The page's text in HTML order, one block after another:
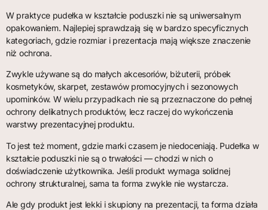
W praktyce pudełka w kształcie poduszki nie są uniwersalnym
opakowaniem. Najlepiej sprawdzają się w bardzo specyficznych
kategoriach, gdzie rozmiar i prezentacja mają większe znaczenie
niż ochrona.
Zwykle używane są do małych akcesoriów, biżuterii, próbek
kosmetyków, skarpet, zestawów promocyjnych i sezonowych
upominków. W wielu przypadkach nie są przeznaczone do pełnej
ochrony delikatnych produktów, lecz raczej do wykończenia
warstwy prezentacyjnej produktu.
To jest też moment, gdzie marki czasem je niedoceniają. Pudełka w
kształcie poduszki nie są o trwałości — chodzi w nich o
doświadczenie użytkownika. Jeśli produkt wymaga solidnej
ochrony strukturalnej, sama ta forma zwykle nie wystarcza.
Ale gdy produkt jest lekki i skupiony na prezentacji, ta forma działa